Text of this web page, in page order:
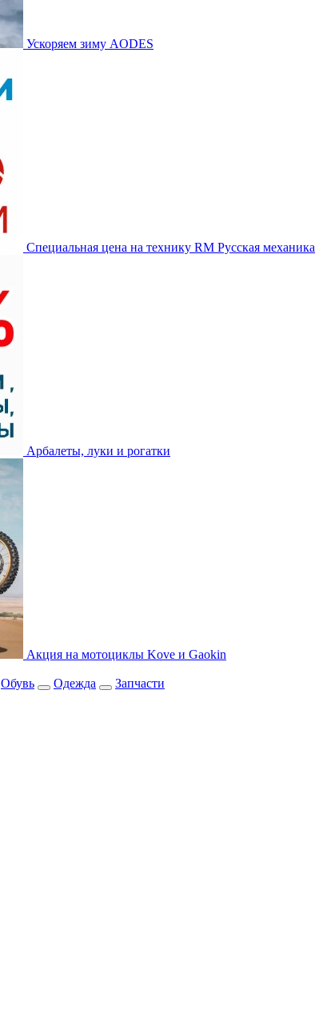
Ускоряем зиму AODES
Специальная цена на технику RM Русская механика
Арбалеты, луки и рогатки
Акция на мотоциклы Kove и Gaokin
Обувь Одежда Запчасти